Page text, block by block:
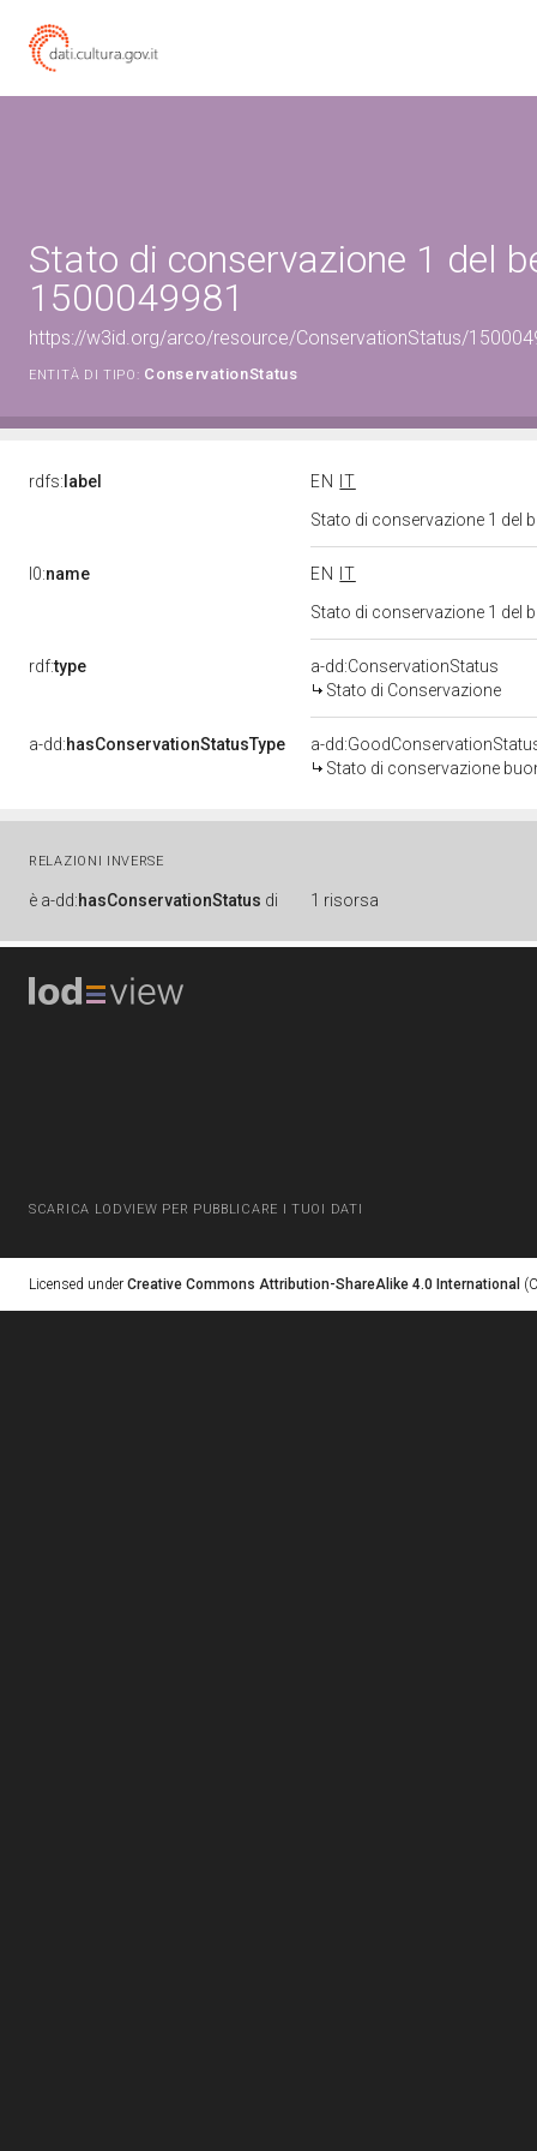
Stato di conservazione 1 del
1500049981
https://w3id.org/arco/resource/ConservationStatus/
ENTITÀ DI TIPO: ConservationStatus
rdfs: label EN
IT
Stato di conservazione 1 del
l0:name EN
IT
Stato di conservazione 1 del
rdf:type
a-dd:ConservationStatus
Stato di Conservazione
a-dd:hasConservationStatusType
a-
Stato di conservazione
RELAZIONI INVERSE
è a-dd:hasConservationStatus di 1 risorsa
SCARICA LODVIEW PER PUBBLICARE I TUOI DATI
Licensed under Creative Commons Attribution-ShareAlike 4.0 International